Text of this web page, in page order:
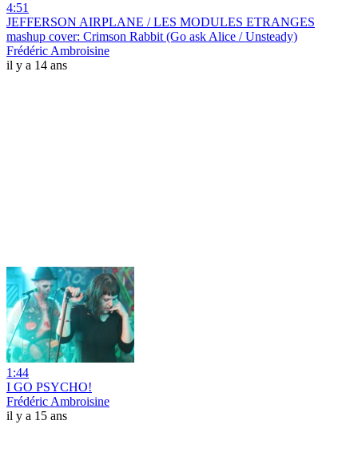
4:51
JEFFERSON AIRPLANE / LES MODULES ETRANGES
mashup cover: Crimson Rabbit (Go ask Alice / Unsteady)
Frédéric Ambroisine
il y a 14 ans
1:44
I GO PSYCHO!
Frédéric Ambroisine
il y a 15 ans